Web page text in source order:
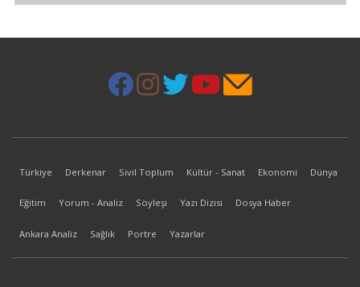
Türkiye Derkenar Sivil Toplum Kültür - Sanat Ekonomi Dünya
Eğitim Yorum - Analiz Söyleşi Yazı Dizisi Dosya Haber
Ankara Analiz Sağlık Portre Yazarlar